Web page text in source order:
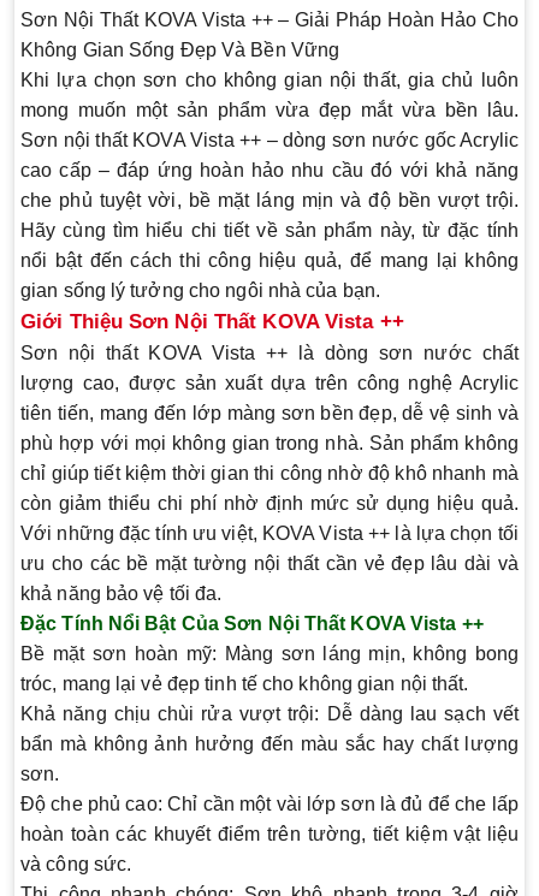
Sơn Nội Thất KOVA Vista ++ – Giải Pháp Hoàn Hảo Cho
Không Gian Sống Đẹp Và Bền Vững
Khi lựa chọn sơn cho không gian nội thất, gia chủ luôn
mong muốn một sản phẩm vừa đẹp mắt vừa bền lâu.
Sơn nội thất KOVA Vista ++ – dòng sơn nước gốc Acrylic
cao cấp – đáp ứng hoàn hảo nhu cầu đó với khả năng
che phủ tuyệt vời, bề mặt láng mịn và độ bền vượt trội.
Hãy cùng tìm hiểu chi tiết về sản phẩm này, từ đặc tính
nổi bật đến cách thi công hiệu quả, để mang lại không
gian sống lý tưởng cho ngôi nhà của bạn.
Giới Thiệu Sơn Nội Thất KOVA Vista ++
Sơn nội thất KOVA Vista ++ là dòng sơn nước chất
lượng cao, được sản xuất dựa trên công nghệ Acrylic
tiên tiến, mang đến lớp màng sơn bền đẹp, dễ vệ sinh và
phù hợp với mọi không gian trong nhà. Sản phẩm không
chỉ giúp tiết kiệm thời gian thi công nhờ độ khô nhanh mà
còn giảm thiểu chi phí nhờ định mức sử dụng hiệu quả.
Với những đặc tính ưu việt, KOVA Vista ++ là lựa chọn tối
ưu cho các bề mặt tường nội thất cần vẻ đẹp lâu dài và
khả năng bảo vệ tối đa.
Đặc Tính Nổi Bật Của Sơn Nội Thất KOVA Vista ++
Bề mặt sơn hoàn mỹ: Màng sơn láng mịn, không bong
tróc, mang lại vẻ đẹp tinh tế cho không gian nội thất.
Khả năng chịu chùi rửa vượt trội: Dễ dàng lau sạch vết
bẩn mà không ảnh hưởng đến màu sắc hay chất lượng
sơn.
Độ che phủ cao: Chỉ cần một vài lớp sơn là đủ để che lấp
hoàn toàn các khuyết điểm trên tường, tiết kiệm vật liệu
và công sức.